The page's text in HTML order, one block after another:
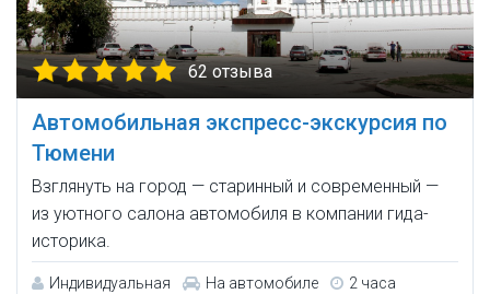
62 отзыва
Автомобильная экспресс-экскурсия по
Тюмени
Взглянуть на город — старинный и современный —
из уютного салона автомобиля в компании гида-
историка.
Индивидуальная На автомобиле 2 часа